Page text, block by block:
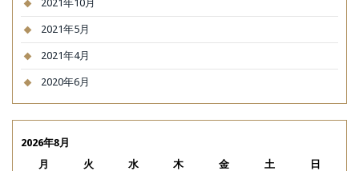
2021年10月
2021年5月
2021年4月
2020年6月
2026年8月
月
火 水 木 金 土
日